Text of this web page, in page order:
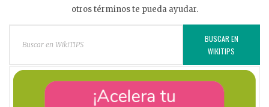
otros términos te pueda ayudar.
BUSCAR EN
WIKITIPS